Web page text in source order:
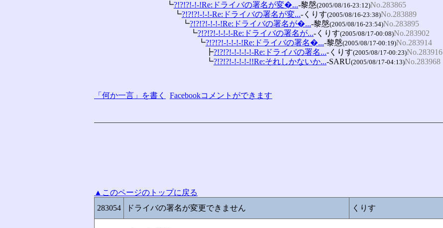
┗?!?!?!-!-!Re:ドライバの署名が変�...-黎慇(2005/08/16-23:12)No.283865
┗?!?!?!-!-!-Re:ドライバの署名が変...-くりす(2005/08/16-23:38)No.283889
┗?!?!?!-!-!-!Re:ドライバの署名が�...-黎慇(2005/08/16-23:54)No.283895
┗?!?!?!-!-!-!-Re:ドライバの署名が...-くりす(2005/08/17-00:08)No.283902
┗?!?!?!-!-!-!-!Re:ドライバの署名�...-黎慇(2005/08/17-00:19)No.283914
┣?!?!?!-!-!-!-!-Re:ドライバの署名...-くりす(2005/08/17-00:23)No.283916
┗?!?!?!-!-!-!-!!Re:それしかないか...-SARU(2005/08/17-04:13)No.283968
「何か一言」を書く Facebookコメントができます
▲このページのトップに戻る
283054
ドライバの署名が変更できません くりす